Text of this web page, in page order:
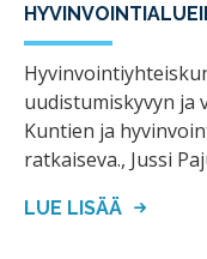
uudistumiskyvyn ja
Kuntien ja
ratkaiseva., Jussi
LUE LISÄÄ